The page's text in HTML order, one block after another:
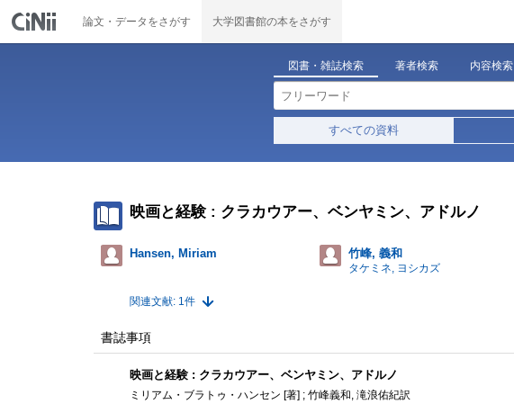
論文・データをさがす 大学図書館の本をさがす
図書・雑誌検索 著者検索 内容検索
すべての資料
映画と経験 : クラカウアー、ベンヤミン、アドルノ
Hansen, Miriam 竹峰, 義和
タケミネ, ヨシカズ
関連文献: 1件
書誌事項
映画と経験 : クラカウアー、ベンヤミン、アドルノ
ミリアム・ブラトゥ・ハンセン [著] ; 竹峰義和, 滝浪佑紀訳